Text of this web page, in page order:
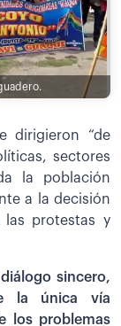
dirigieron “de
sectores
la población
a la decisión
protestas y
sincero,
la única vía
los problemas